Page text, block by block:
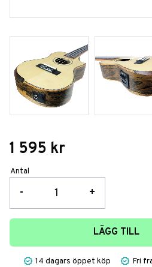
1 595 kr
Antal
+
-
LÄGG TILL
14 dagars öppet köp Fri